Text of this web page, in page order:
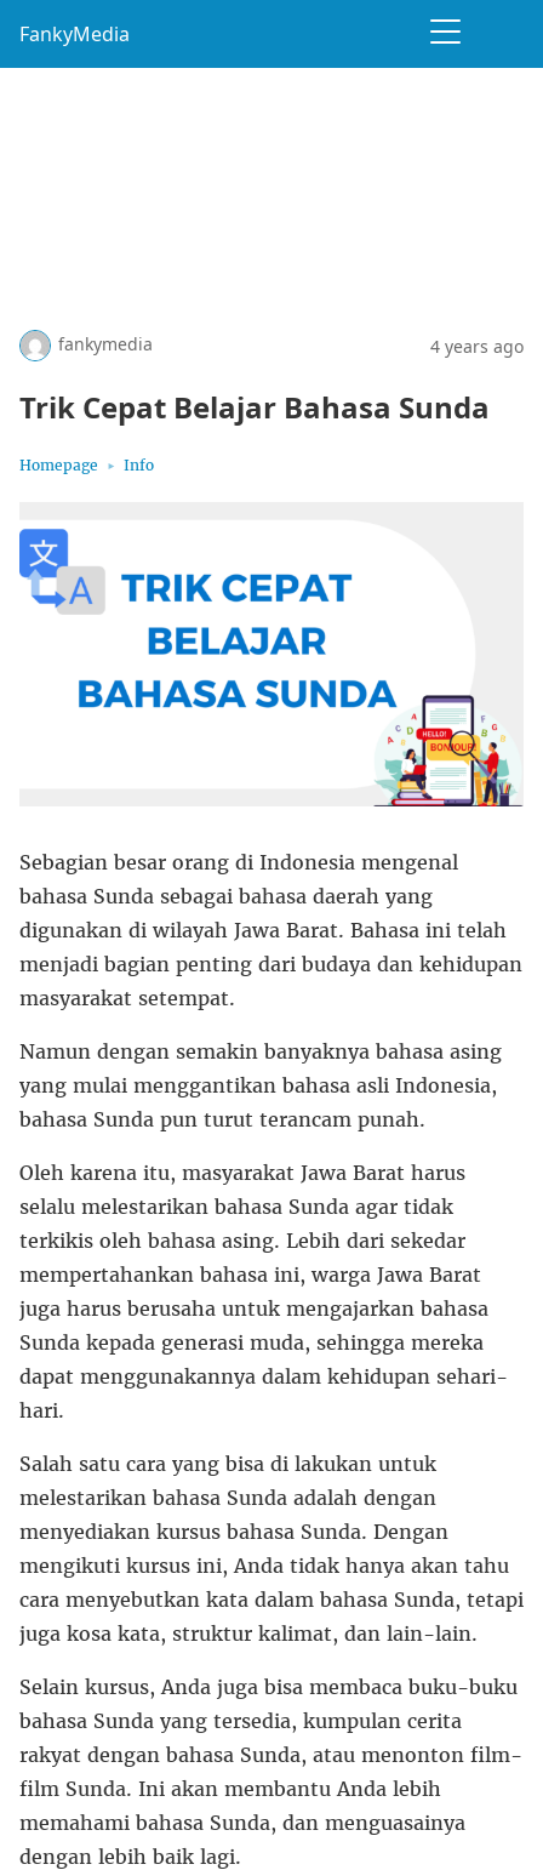
FankyMedia
fankymedia 4 years ago
Trik Cepat Belajar Bahasa Sunda
Homepage Info
Sebagian besar orang di Indonesia mengenal
bahasa Sunda sebagai bahasa daerah yang
digunakan di wilayah Jawa Barat. Bahasa ini telah
menjadi bagian penting dari budaya dan kehidupan
masyarakat setempat.
Namun dengan semakin banyaknya bahasa asing
yang mulai menggantikan bahasa asli Indonesia,
bahasa Sunda pun turut terancam punah.
Oleh karena itu, masyarakat Jawa Barat harus
selalu melestarikan bahasa Sunda agar tidak
terkikis oleh bahasa asing. Lebih dari sekedar
mempertahankan bahasa ini, warga Jawa Barat
juga harus berusaha untuk mengajarkan bahasa
Sunda kepada generasi muda, sehingga mereka
dapat menggunakannya dalam kehidupan sehari-
hari.
Salah satu cara yang bisa di lakukan untuk
melestarikan bahasa Sunda adalah dengan
menyediakan kursus bahasa Sunda. Dengan
mengikuti kursus ini, Anda tidak hanya akan tahu
cara menyebutkan kata dalam bahasa Sunda, tetapi
juga kosa kata, struktur kalimat, dan lain-lain.
Selain kursus, Anda juga bisa membaca buku-buku
bahasa Sunda yang tersedia, kumpulan cerita
rakyat dengan bahasa Sunda, atau menonton film-
film Sunda. Ini akan membantu Anda lebih
memahami bahasa Sunda, dan menguasainya
dengan lebih baik lagi.